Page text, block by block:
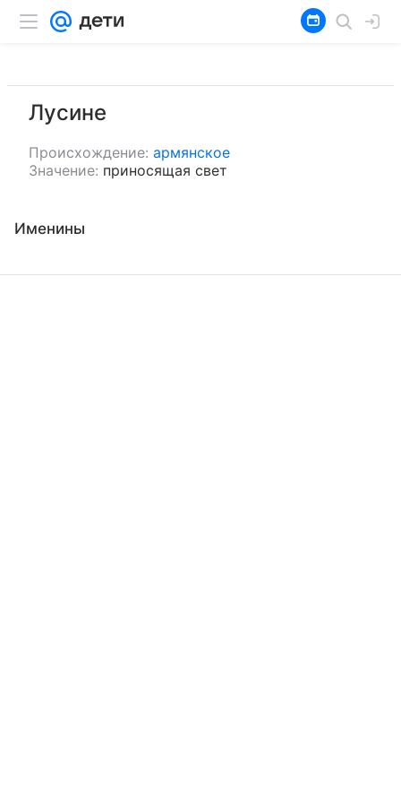
Лусине
Происхождение: армянское
Значение: приносящая свет
Именины